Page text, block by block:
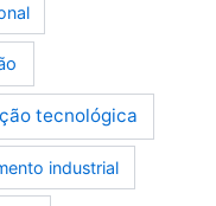
tecnológica
industrial